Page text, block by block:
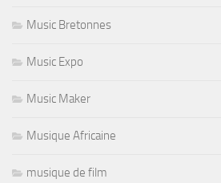
Music Bretonnes
Music Expo
Music Maker
Musique Africaine
musique de film